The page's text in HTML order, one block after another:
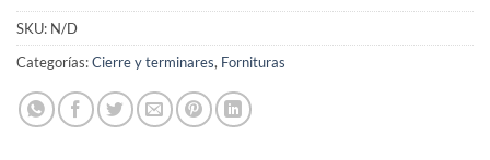
SKU: N/D
Categorías:Cierre y terminares, Fornituras